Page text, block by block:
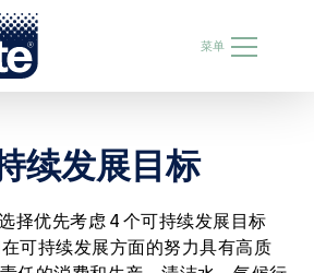
菜单
续发展目标
择优先考虑 4 个可持续发展目标
在可持续发展方面的努力具有高质